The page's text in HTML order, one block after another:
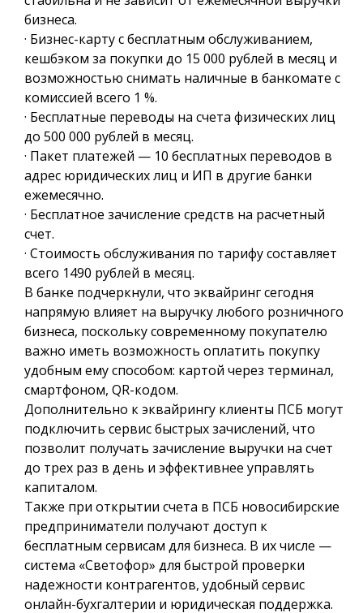
бизнеса.
· Бизнес-карту с бесплатным обслуживанием,
кешбэком за покупки до 15 000 рублей в месяц и
возможностью снимать наличные в банкомате с
комиссией всего 1 %.
· Бесплатные переводы на счета физических лиц
до 500 000 рублей в месяц.
· Пакет платежей — 10 бесплатных переводов в
адрес юридических лиц и ИП в другие банки
ежемесячно.
· Бесплатное зачисление средств на расчетный
счет.
· Стоимость обслуживания по тарифу составляет
всего 1490 рублей в месяц.
В банке подчеркнули, что эквайринг сегодня
напрямую влияет на выручку любого розничного
бизнеса, поскольку современному покупателю
важно иметь возможность оплатить покупку
удобным ему способом: картой через терминал,
смартфоном, QR-кодом.
Дополнительно к эквайрингу клиенты ПСБ могут
подключить сервис быстрых зачислений, что
позволит получать зачисление выручки на счет
до трех раз в день и эффективнее управлять
капиталом.
Также при открытии счета в ПСБ новосибирские
предприниматели получают доступ к
бесплатным сервисам для бизнеса. В их числе —
система «Светофор» для быстрой проверки
надежности контрагентов, удобный сервис
онлайн-бухгалтерии и юридическая поддержка.